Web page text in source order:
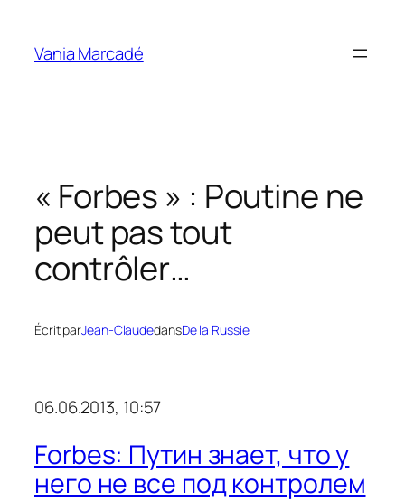
contenu
Vania Marcadé
« Forbes » : Poutine ne
peut pas tout
contrôler…
Écrit parJean-ClaudedansDe la Russie
06.06.2013, 10:57
Forbes: Путин знает, что у
него не все под контролем